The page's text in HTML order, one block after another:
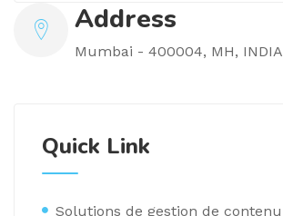
Address
Mumbai - 400004, MH, INDIA
Quick Link
Solutions de gestion de contenu